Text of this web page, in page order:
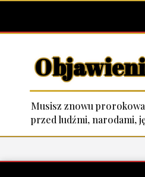
Musisz znowu
przed ludźmi, narodami,
to